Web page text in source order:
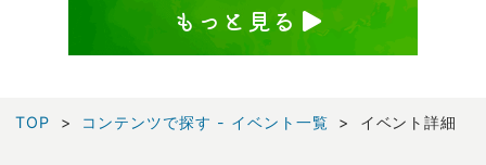
もっと見る
TOP コンテンツで探す - イベント一覧 イベント詳細